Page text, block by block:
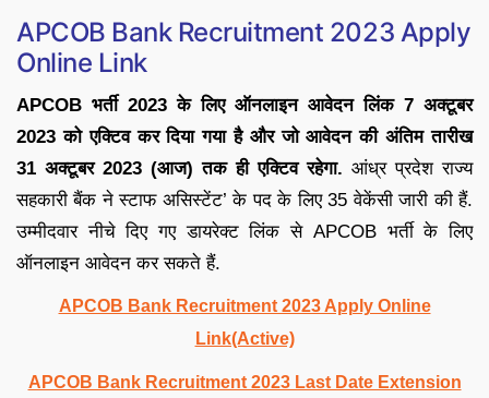
APCOB Bank Recruitment 2023 Apply
Online Link
APCOB भर्ती 2023 के लिए ऑनलाइन आवेदन लिंक 7 अक्टूबर
2023 को एक्टिव कर दिया गया है और जो आवेदन की अंतिम तारीख
31 अक्टूबर 2023 (आज) तक हीएक्टिव रहेगा. आंध्र प्रदेश राज्य
सहकारी बैंक ने स्टाफ असिस्टेंट’ के पद के लिए 35 वेकेंसी जारी की हैं.
उम्मीदवार नीचे दिए गए डायरेक्ट लिंक से APCOB भर्ती के लिए
ऑनलाइन आवेदन कर सकते हैं.
APCOB Bank Recruitment 2023 Apply Online
Link(Active)
APCOB Bank Recruitment 2023 Last Date Extension